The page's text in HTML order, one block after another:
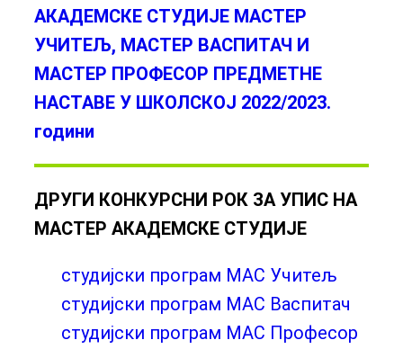
АКАДЕМСКЕ СТУДИЈЕ МАСТЕР
УЧИТЕЉ, МАСТЕР ВАСПИТАЧ И
МАСТЕР ПРОФЕСОР ПРЕДМЕТНЕ
НАСТАВЕ У ШКОЛСКОЈ 2022/2023.
години
ДРУГИ КОНКУРСНИ РОК ЗА УПИС НА
МАСТЕР АКАДЕМСКЕ СТУДИЈЕ
студијски програм МАС Учитељ
студијски програм МАС Васпитач
студијски програм МАС Професор